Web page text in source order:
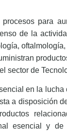
para
de la
sector de
en la
a disposición
esencial y